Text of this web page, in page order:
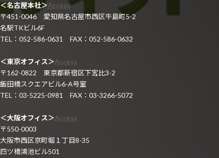
＜名古屋本社＞Access
〒451-0046 愛知県名古屋市西区牛島町5-2
名駅TKビル6F
TEL：052-586-0631 FAX：052-586-0632
＜東京オフィス＞Access
〒162-0822 東京都新宿区下宮比3-2
飯田橋スクエアビル6-A号室
TEL：03-5225-0981 FAX：03-3266-5072
＜大阪オフィス＞Access
〒550-0003
大阪市西区京町堀１丁目8-35
四ツ橋鴻池ビル501